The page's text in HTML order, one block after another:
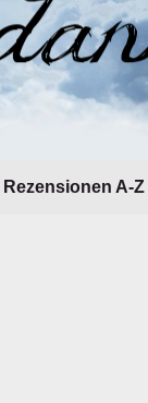
Rezensionen A-Z